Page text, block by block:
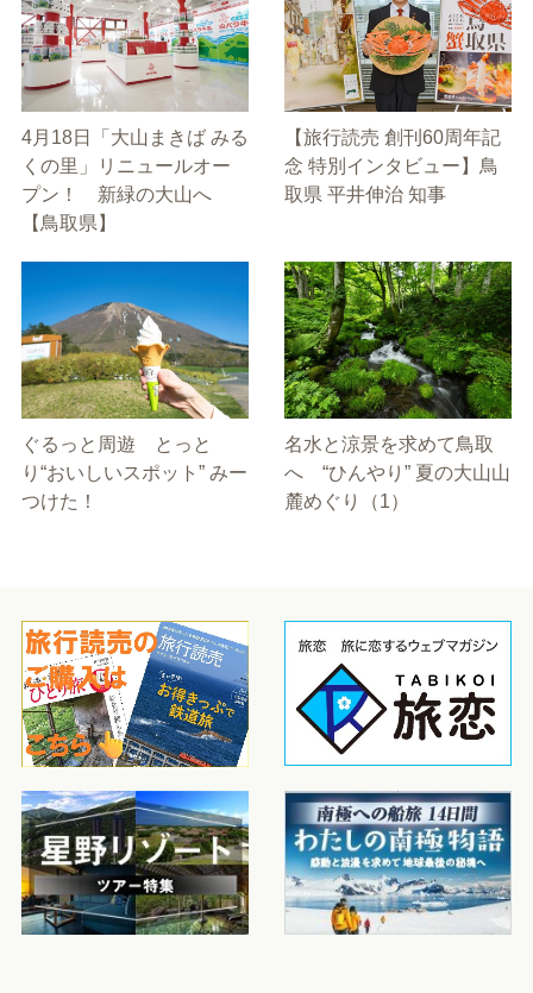
4月18日「大山まきば みる
くの里」リニュールオー
プン！ 新緑の大山へ
【鳥取県】
【旅行読売 創刊60周年記
念 特別インタビュー】鳥
取県 平井伸治 知事
ぐるっと周遊 とっと
り“おいしいスポット” みー
つけた！
名水と涼景を求めて鳥取
へ “ひんやり” 夏の大山山
麓めぐり（1）